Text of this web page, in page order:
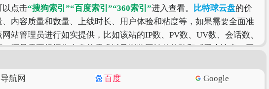
以点击“搜狗索引”“百度索引”“360索引”进入查看。 比特球云盘的价
内容质量和数量、上线时长、用户体验和粘度等，如果需要全面准
站管理员进行如实提供，比如该站的IP数、PV数、UV数、会话数、
还是需要根据您自身的需求以及浏览网站的体验和感受来决定，因
航网 百度
Google